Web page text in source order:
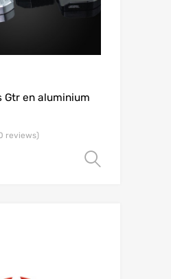
Gtr en aluminium
reviews)